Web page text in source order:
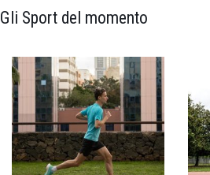
Gli Sport del momento